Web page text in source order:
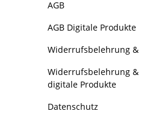
AGB
AGB Digitale Produkte
Widerrufsbelehrung
Widerrufsbelehrung
digitale Produkte
Datenschutz